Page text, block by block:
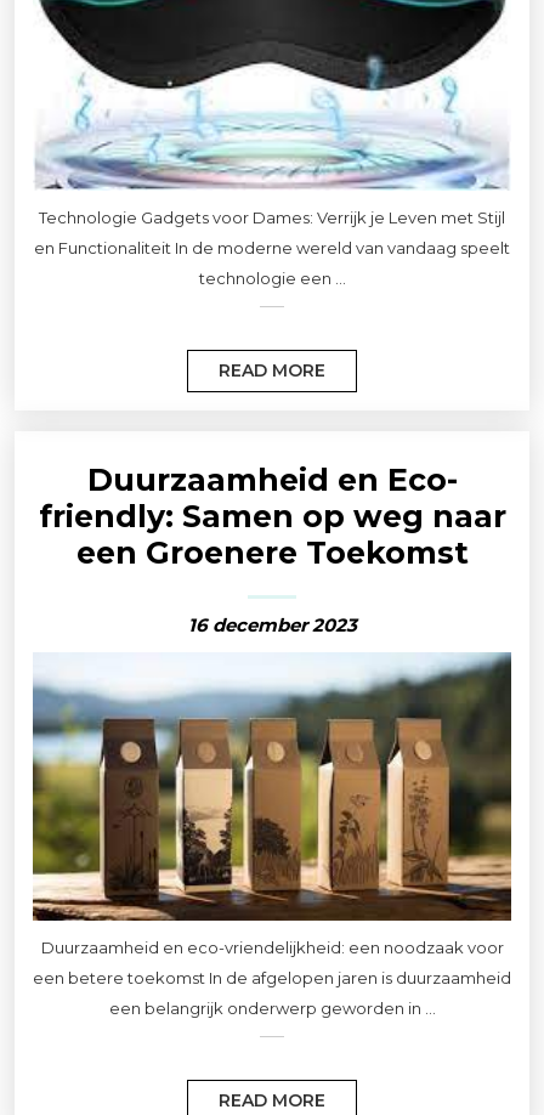
Technologie Gadgets voor Dames: Verrijk je Leven met Stijl
en Functionaliteit In de moderne wereld van vandaag speelt
technologie een ...
READ MORE
Duurzaamheid en Eco-
friendly: Samen op weg naar
een Groenere Toekomst
16 december 2023
Duurzaamheid en eco-vriendelijkheid: een noodzaak voor
een betere toekomst In de afgelopen jaren is duurzaamheid
een belangrijk onderwerp geworden in ...
READ MORE